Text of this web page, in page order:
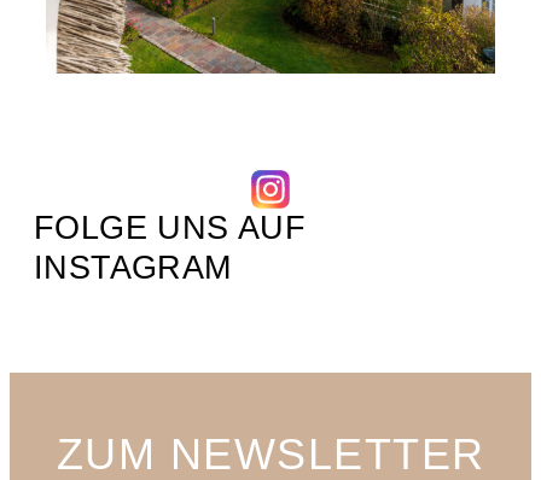
FOLGE UNS AUF
INSTAGRAM
ZUM NEWSLETTER